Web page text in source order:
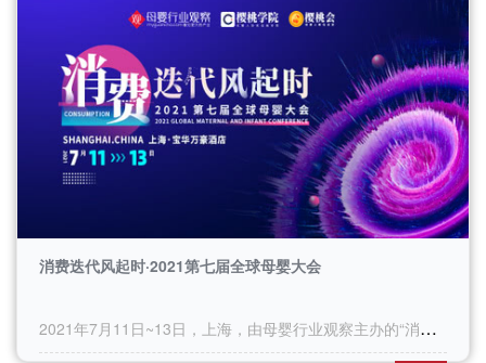
消费迭代风起时·2021第七届全球母婴大会
2021年7月11日~13日，上海，由母婴行业观察主办的“消费迭代风起时·2021第七届全球母婴大会”重磅来袭！